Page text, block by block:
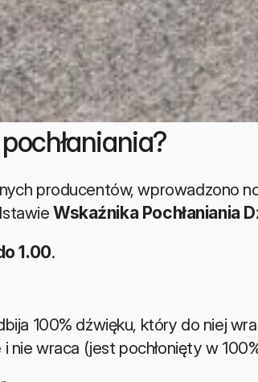
producentów, wprowadzono
Wskaźnika Pochłaniania
1.00.
100% dźwięku, który do niej
wraca (jest pochłonięty w